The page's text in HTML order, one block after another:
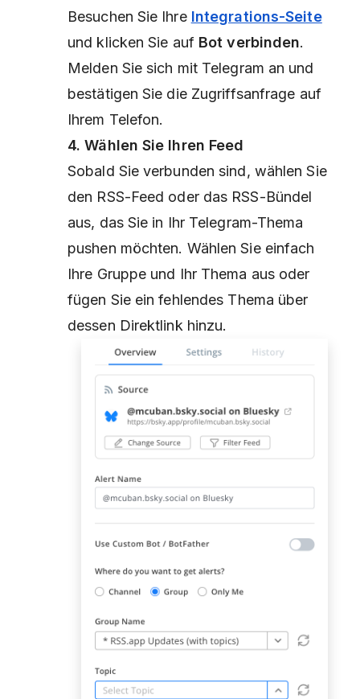
Besuchen Sie Ihre Integrations-Seite
und klicken Sie auf Bot verbinden.
Melden Sie sich mit Telegram an und
bestätigen Sie die Zugriffsanfrage auf
Ihrem Telefon.
4. Wählen Sie Ihren Feed
Sobald Sie verbunden sind, wählen Sie
den RSS-Feed oder das RSS-Bündel
aus, das Sie in Ihr Telegram-Thema
pushen möchten. Wählen Sie einfach
Ihre Gruppe und Ihr Thema aus oder
fügen Sie ein fehlendes Thema über
dessen Direktlink hinzu.